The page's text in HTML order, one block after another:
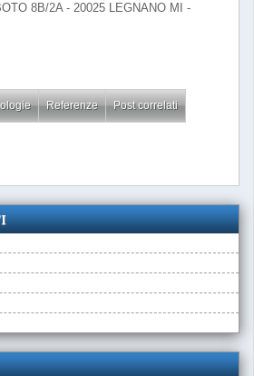
8B/2A - 20025 LEGNANO MI -
Referenze Post correlati